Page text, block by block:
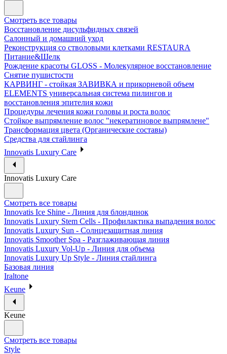
Смотреть все товары
Восстановление дисульфидных связей
Салонный и домашний уход
Реконструкция со стволовыми клетками RESTAURA
Питание&Шелк
Рождение красоты GLOSS - Молекулярное восстановление
Снятие пушистости
КАРВИНГ - стойкая ЗАВИВКА и прикорневой объем
ELEMENTS универсальная система пилингов и
восстановления эпителия кожи
Процедуры лечения кожи головы и роста волос
Стойкое выпрямление волос "некератиновое выпрямлене"
Трансформация цвета (Органические составы)
Средства для стайлинга
Innovatis Luxury Care
Innovatis Luxury Care
Смотреть все товары
Innovatis Ice Shine - Линия для блондинок
Innovatis Luxury Stem Cells - Профилактика выпадения волос
Innovatis Luxury Sun - Солнцезащитная линия
Innovatis Smoother Spa - Разглаживающая линия
Innovatis Luxury Vol-Up - Линия для объема
Innovatis Luxury Up Style - Линия стайлинга
Базовая линия
Iraltone
Keune
Keune
Смотреть все товары
Style